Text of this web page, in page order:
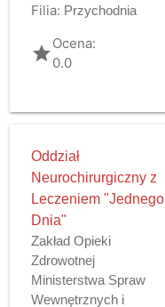
Filia: Przychodnia
gradeOcena:
0.0
Oddział
Neurochirurgiczny z
Leczeniem "Jednego
Dnia"
Zakład Opieki
Zdrowotnej
Ministerstwa Spraw
Wewnętrznych i